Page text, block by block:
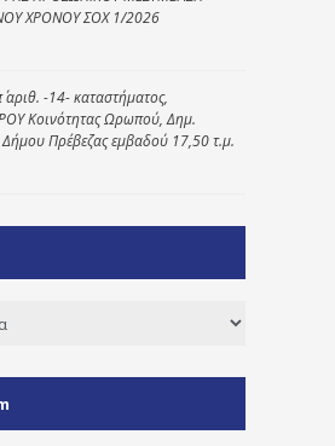
ΧΡΟΝΟΥ ΣΟΧ 1/2026
αριθ. -14- καταστήματος,
Κοινότητας Ωρωπού, Δημ.
Πρέβεζας εμβαδού 17,50 τ.μ.